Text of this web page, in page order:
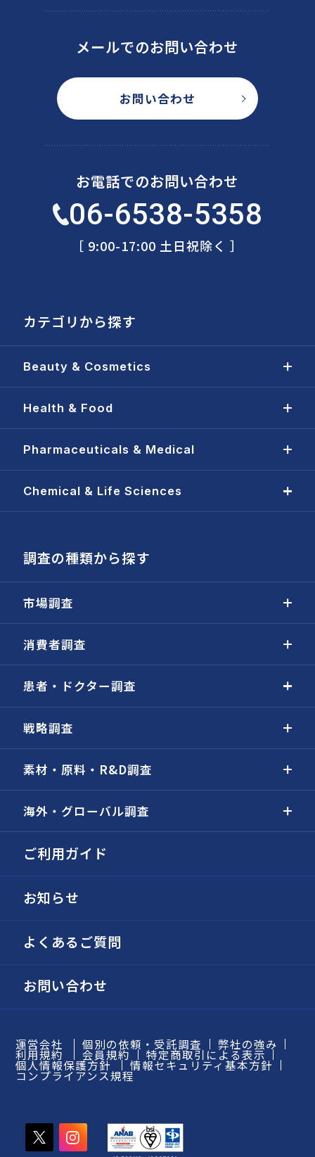
メールでのお問い合わせ
お問い合わせ
お電話でのお問い合わせ
06-6538-5358
［ 9:00-17:00 土日祝除く ］
カテゴリから探す
Beauty & Cosmetics
Health & Food
Pharmaceuticals & Medical
Chemical & Life Sciences
調査の種類から探す
市場調査
消費者調査
患者・ドクター調査
戦略調査
素材・原料・R&D調査
海外・グローバル調査
ご利用ガイド
お知らせ
よくあるご質問
お問い合わせ
運営会社 個別の依頼・受託調査 弊社の強み
利用規約 会員規約 特定商取引による表示
個人情報保護方針 情報セキュリティ基本方針
コンプライアンス規程